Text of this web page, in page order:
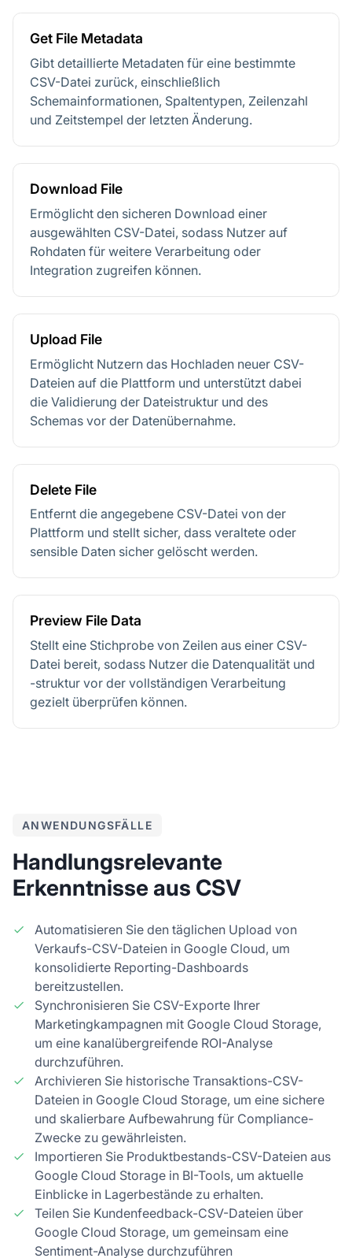
Get File Metadata
Gibt detaillierte Metadaten für eine bestimmte
CSV-Datei zurück, einschließlich
Schemainformationen, Spaltentypen, Zeilenzahl
und Zeitstempel der letzten Änderung.
Download File
Ermöglicht den sicheren Download einer
ausgewählten CSV-Datei, sodass Nutzer auf
Rohdaten für weitere Verarbeitung oder
Integration zugreifen können.
Upload File
Ermöglicht Nutzern das Hochladen neuer CSV-
Dateien auf die Plattform und unterstützt dabei
die Validierung der Dateistruktur und des
Schemas vor der Datenübernahme.
Delete File
Entfernt die angegebene CSV-Datei von der
Plattform und stellt sicher, dass veraltete oder
sensible Daten sicher gelöscht werden.
Preview File Data
Stellt eine Stichprobe von Zeilen aus einer CSV-
Datei bereit, sodass Nutzer die Datenqualität und
-struktur vor der vollständigen Verarbeitung
gezielt überprüfen können.
ANWENDUNGSFÄLLE
Handlungsrelevante
Erkenntnisse aus CSV
Automatisieren Sie den täglichen Upload von
Verkaufs-CSV-Dateien in Google Cloud, um
konsolidierte Reporting-Dashboards
bereitzustellen.
Synchronisieren Sie CSV-Exporte Ihrer
Marketingkampagnen mit Google Cloud Storage,
um eine kanalübergreifende ROI-Analyse
durchzuführen.
Archivieren Sie historische Transaktions-CSV-
Dateien in Google Cloud Storage, um eine sichere
und skalierbare Aufbewahrung für Compliance-
Zwecke zu gewährleisten.
Importieren Sie Produktbestands-CSV-Dateien aus
Google Cloud Storage in BI-Tools, um aktuelle
Einblicke in Lagerbestände zu erhalten.
Teilen Sie Kundenfeedback-CSV-Dateien über
Google Cloud Storage, um gemeinsam eine
Sentiment-Analyse durchzuführen